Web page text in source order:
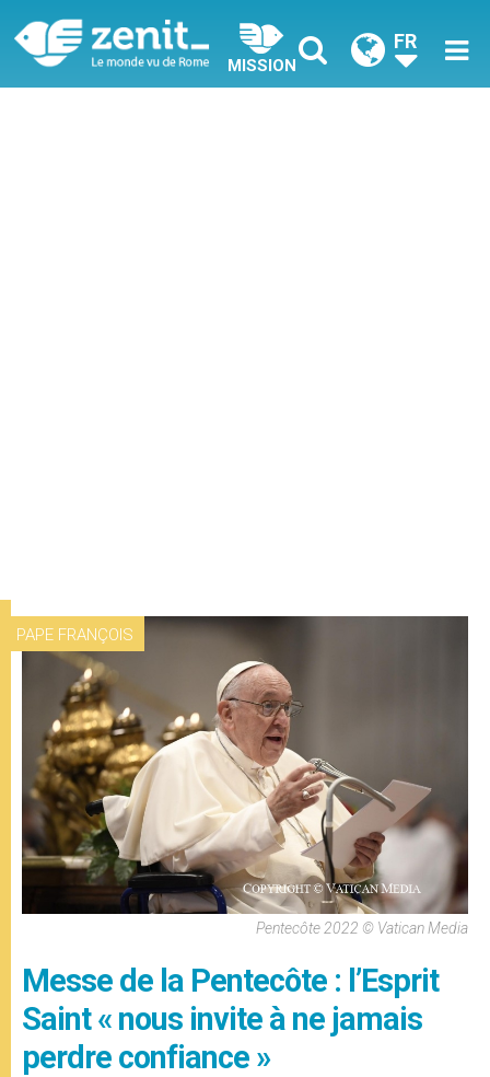
MISSION
FR
PAPE FRANÇOIS
Pentecôte 2022 © Vatican Media
Messe de la Pentecôte : l’Esprit
Saint « nous invite à ne jamais
perdre confiance »